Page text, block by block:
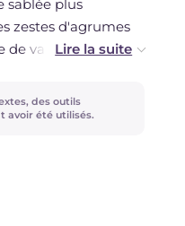
sablée plus
zestes d'agrumes
de vanille. Pour la
des outils
avoir été utilisés.